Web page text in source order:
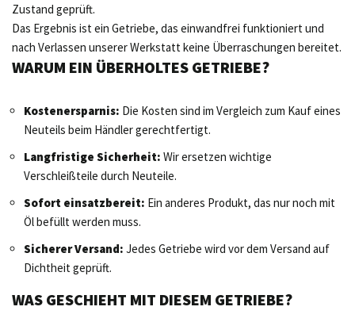
Zustand geprüft.
Das Ergebnis ist ein Getriebe, das einwandfrei funktioniert und
nach Verlassen unserer Werkstatt keine Überraschungen bereitet.
WARUM EIN ÜBERHOLTES GETRIEBE?
Kostenersparnis: Die Kosten sind im Vergleich zum Kauf eines
Neuteils beim Händler gerechtfertigt.
Langfristige Sicherheit: Wir ersetzen wichtige
Verschleißteile durch Neuteile.
Sofort einsatzbereit: Ein anderes Produkt, das nur noch mit
Öl befüllt werden muss.
Sicherer Versand: Jedes Getriebe wird vor dem Versand auf
Dichtheit geprüft.
WAS GESCHIEHT MIT DIESEM GETRIEBE?